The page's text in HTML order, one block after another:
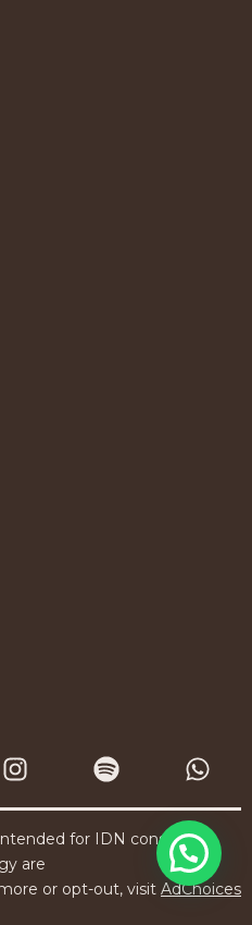
I
n
s
t
S
p
o
t
W
h
a
t
for IDN consumers.
are
or opt-out, visit AdChoices